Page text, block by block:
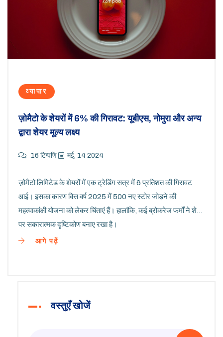
व्यापार
ज़ोमैटो के शेयरों में 6% की गिरावट: यूबीएस, नोमुरा और अन्य
द्वारा शेयर मूल्य लक्ष्य
16 टिप्पणि मई, 14 2024
ज़ोमैटो लिमिटेड के शेयरों में एक ट्रेडिंग सत्र में 6 प्रतिशत की गिरावट
आई। इसका कारण वित्त वर्ष 2025 में 500 नए स्टोर जोड़ने की
महत्वाकांक्षी योजना को लेकर चिंताएं हैं। हालांकि, कई ब्रोकरेज फर्मों ने शेयर
पर सकारात्मक दृष्टिकोण बनाए रखा है।
आगे पढ़ें
वस्तुएँ खोजें